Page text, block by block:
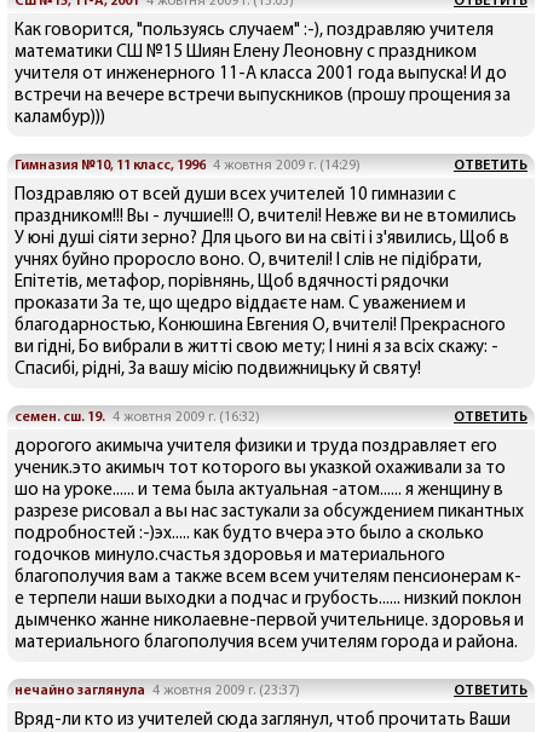
Как говорится, "пользуясь случаем" :-), поздравляю учителя
математики СШ №15 Шиян Елену Леоновну с праздником
учителя от инженерного 11-А класса 2001 года выпуска! И до
встречи на вечере встречи выпускников (прошу прощения за
каламбур)))
Гимназия №10, 11 класс, 1996 4 жовтня 2009 г. (14:29) ОТВЕТИТЬ
Поздравляю от всей души всех учителей 10 гимназии с
праздником!!! Вы - лучшие!!! О, вчителі! Невже ви не втомились
У юні душі сіяти зерно? Для цього ви на світі і з'явились, Щоб в
учнях буйно проросло воно. О, вчителі! І слів не підібрати,
Епітетів, метафор, порівнянь, Щоб вдячності рядочки
проказати За те, що щедро віддаєте нам. C уважением и
благодарностью, Конюшина Евгения О, вчителі! Прекрасного
ви гідні, Бо вибрали в житті свою мету; І нині я за всіх скажу: -
Спасибі, рідні, За вашу місію подвижницьку й святу!
семен. сш. 19. 4 жовтня 2009 г. (16:32) ОТВЕТИТЬ
дорогого акимыча учителя физики и труда поздравляет его
ученик.это акимыч тот которого вы указкой охаживали за то
шо на уроке...... и тема была актуальная -атом...... я женщину в
разрезе рисовал а вы нас застукали за обсуждением пикантных
подробностей :-)эх..... как будто вчера это было а сколько
годочков минуло.счастья здоровья и материального
благополучия вам а также всем всем учителям пенсионерам к-
е терпели наши выходки а подчас и грубость...... низкий поклон
дымченко жанне николаевне-первой учительнице. здоровья и
материального благополучия всем учителям города и района.
нечайно заглянула 4 жовтня 2009 г. (23:37) ОТВЕТИТЬ
Вряд-ли кто из учителей сюда заглянул, чтоб прочитать Ваши